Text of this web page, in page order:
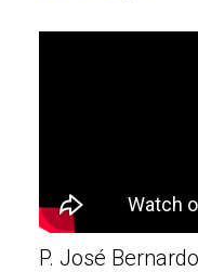
P. José